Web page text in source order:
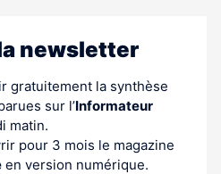
newsletter
gratuitement la synthèse
sur l’Informateur
matin.
pour 3 mois le magazine
en version numérique.